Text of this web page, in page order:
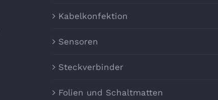
Kabelkonfektion
Sensoren
Steckverbinder
Folien und Schaltmatten